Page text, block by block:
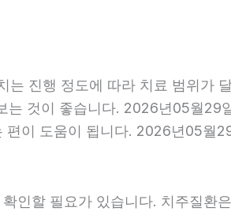
진행 정도에 따라 치료 범위가
는 것이 좋습니다. 2026년05월29
편이 도움이 됩니다. 2026년05월
인할 필요가 있습니다. 치주질환